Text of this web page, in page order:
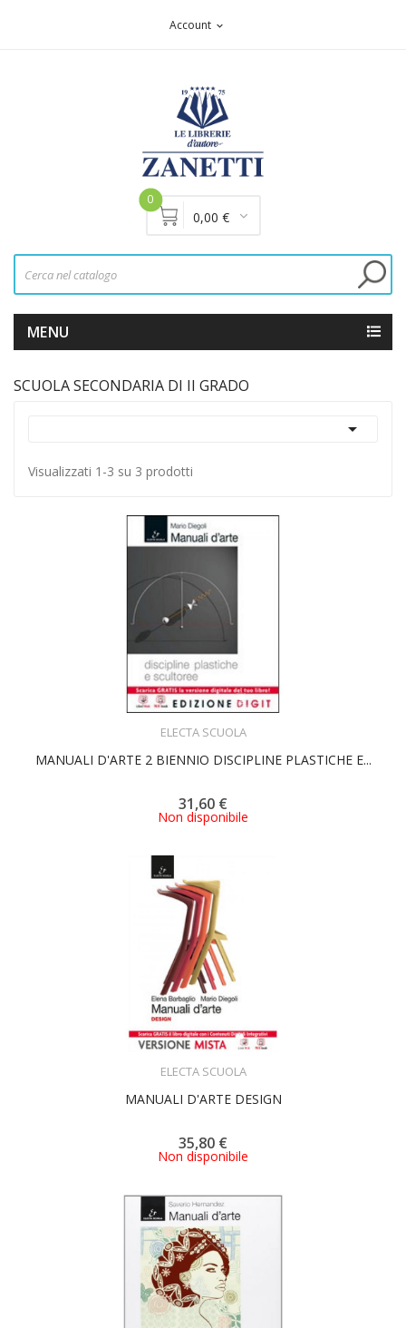
Account expand_more
0
0,00 €
MENU
SCUOLA SECONDARIA DI II GRADO

Visualizzati 1-3 su 3 prodotti
ELECTA SCUOLA
MANUALI D'ARTE 2 BIENNIO DISCIPLINE PLASTICHE E...
31,60 €
Non disponibile
ELECTA SCUOLA
MANUALI D'ARTE DESIGN
35,80 €
Non disponibile